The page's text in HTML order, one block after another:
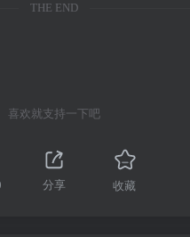
THE END
喜欢就支持一下吧
分享 收藏